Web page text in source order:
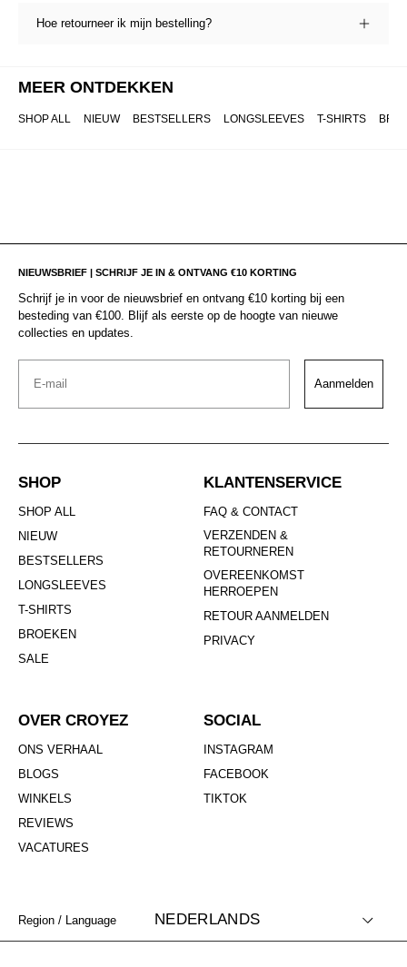
Hoe retourneer ik mijn bestelling?
MEER ONTDEKKEN
SHOP ALL NIEUW BESTSELLERS LONGSLEEVES T-SHIRTS
NIEUWSBRIEF | SCHRIJF JE IN & ONTVANG €10 KORTING
Schrijf je in voor de nieuwsbrief en ontvang €10 korting bij een
besteding van €100. Blijf als eerste op de hoogte van nieuwe
collecties en updates.
Email
Aanmelden
SHOP
SHOP ALL
NIEUW
BESTSELLERS
LONGSLEEVES
T-SHIRTS
BROEKEN
SALE
KLANTENSERVICE
FAQ & CONTACT
VERZENDEN &
RETOURNEREN
OVEREENKOMST
HERROEPEN
RETOUR AANMELDEN
PRIVACY
OVER CROYEZ
ONS VERHAAL
BLOGS
WINKELS
REVIEWS
VACATURES
SOCIAL
INSTAGRAM
FACEBOOK
TIKTOK
Region / Language NEDERLANDS